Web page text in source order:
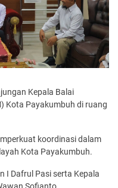
Kepala Balai
Kota Payakumbuh di ruang
koordinasi dalam
Kota Payakumbuh.
I Dafrul Pasi serta Kepala
Sofianto.